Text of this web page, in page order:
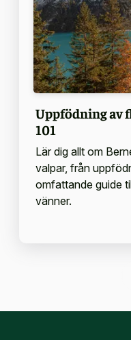
Uppfödning av
101
Lär dig allt om
valpar, från
omfattande guide
vänner.